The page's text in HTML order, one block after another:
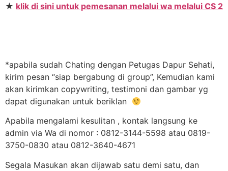
★ klik di sini untuk pemesanan melalui wa melalui CS 2
*apabila sudah Chating dengan Petugas Dapur Sehati,
kirim pesan “siap bergabung di group”, Kemudian kami
akan kirimkan copywriting, testimoni dan gambar yg
dapat digunakan untuk beriklan
Apabila mengalami kesulitan , kontak langsung ke
admin via Wa di nomor : 0812-3144-5598 atau 0819-
3750-0830 atau 0812-3640-4671
Segala Masukan akan dijawab satu demi satu, dan